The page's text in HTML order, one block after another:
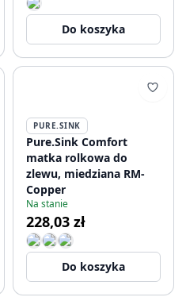
Do koszyka
PURE.SINK
Pure.Sink Comfort
matka rolkowa do
zlewu, miedziana RM-
Copper
Na stanie
228,03 zł
Do koszyka